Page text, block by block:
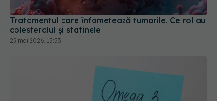
25 mai 2026, 15:53